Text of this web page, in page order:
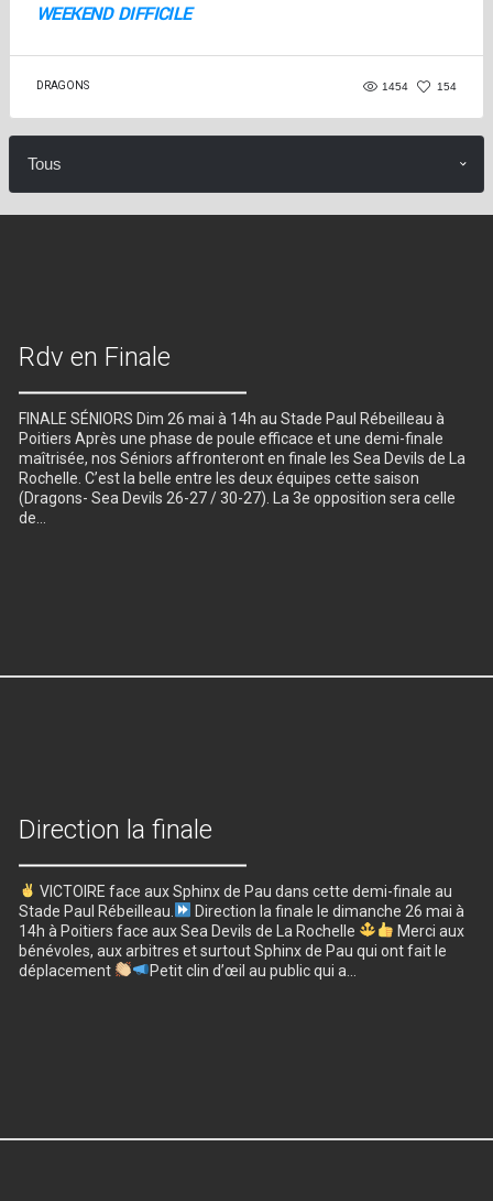
WEEKEND DIFFICILE
DRAGONS 1454 154
Rdv en Finale
FINALE SÉNIORS Dim 26 mai à 14h au Stade Paul Rébeilleau à
Poitiers Après une phase de poule efficace et une demi-finale
maîtrisée, nos Séniors affronteront en finale les Sea Devils de La
Rochelle. C’est la belle entre les deux équipes cette saison
(Dragons- Sea Devils 26-27 / 30-27). La 3e opposition sera celle
de…
Direction la finale
VICTOIRE face aux Sphinx de Pau dans cette demi-finale au
Stade Paul Rébeilleau.
Direction la finale le dimanche 26 mai à
14h à Poitiers face aux Sea Devils de La Rochelle
Merci aux
bénévoles, aux arbitres et surtout Sphinx de Pau qui ont fait le
déplacement
Petit clin d’œil au public qui a…